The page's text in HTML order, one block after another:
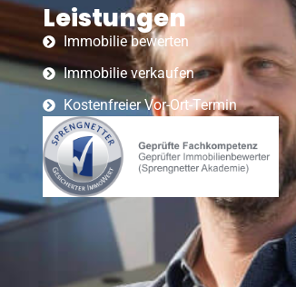
Leistungen
Immobilie bewerten
Immobilie verkaufen
Kostenfreier Vor-Ort-Termin